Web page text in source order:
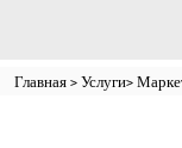
Главная Услуги